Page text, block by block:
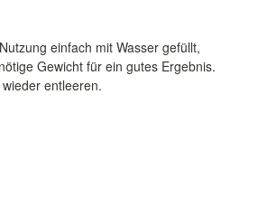
einfach mit Wasser gefüllt,
Gewicht für ein gutes Ergebnis.
entleeren.